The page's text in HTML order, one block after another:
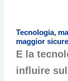
Tecnologia,
maggior
E la
influire